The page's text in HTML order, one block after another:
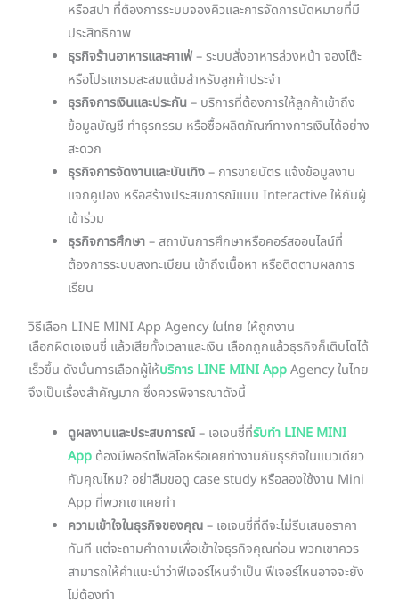
หรือสปา ที่ต้องการระบบจองคิวและการจัดการนัดหมายที่มี
ประสิทธิภาพ
ธุรกิจร้านอาหารและคาเฟ่– ระบบสั่งอาหารล่วงหน้า จองโต๊ะ
หรือโปรแกรมสะสมแต้มสำหรับลูกค้าประจำ
ธุรกิจการเงินและประกัน– บริการที่ต้องการให้ลูกค้าเข้าถึง
ข้อมูลบัญชี ทำธุรกรรม หรือซื้อผลิตภัณฑ์ทางการเงินได้อย่าง
สะดวก
ธุรกิจการจัดงานและบันเทิง– การขายบัตร แจ้งข้อมูลงาน
แจกคูปอง หรือสร้างประสบการณ์แบบ Interactive ให้กับผู้
เข้าร่วม
ธุรกิจการศึกษา– สถาบันการศึกษาหรือคอร์สออนไลน์ที่
ต้องการระบบลงทะเบียน เข้าถึงเนื้อหา หรือติดตามผลการ
เรียน
วิธีเลือก LINE MINI App Agency ในไทย ให้ถูกงาน
เลือกผิดเอเจนซี่ แล้วเสียทั้งเวลาและเงิน เลือกถูกแล้วธุรกิจก็เติบโตได้
เร็วขึ้น ดังนั้นการเลือกผู้ให้บริการ LINE MINI AppAgency ในไทย
จึงเป็นเรื่องสำคัญมาก ซึ่งควรพิจารณาดังนี้
ดูผลงานและประสบการณ์– เอเจนซี่ที่รับทำ LINE MINI
App ต้องมีพอร์ตโฟลิโอหรือเคยทำงานกับธุรกิจในแนวเดียว
กับคุณไหม? อย่าลืมขอดู case study หรือลองใช้งาน Mini
App ที่พวกเขาเคยทำ
ความเข้าใจในธุรกิจของคุณ– เอเจนซี่ที่ดีจะไม่รีบเสนอราคา
ทันที แต่จะถามคำถามเพื่อเข้าใจธุรกิจคุณก่อน พวกเขาควร
สามารถให้คำแนะนำว่าฟีเจอร์ไหนจำเป็น ฟีเจอร์ไหนอาจจะยัง
ไม่ต้องทำ